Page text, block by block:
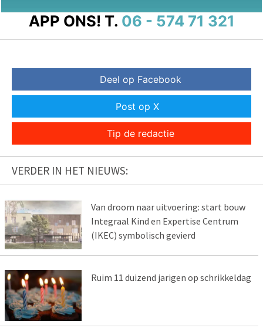
APP ONS! T. 06 - 574 71 321
Deel op Facebook
Post op X
Tip de redactie
VERDER IN HET NIEUWS:
Van droom naar uitvoering: start bouw
Integraal Kind en Expertise Centrum
(IKEC) symbolisch gevierd
Ruim 11 duizend jarigen op schrikkeldag